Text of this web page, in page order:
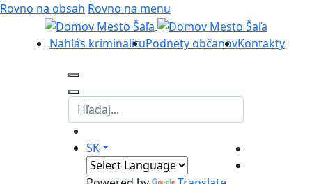
Rovno na obsah Rovno na menu
Nahlás kriminalituPodnety občanovKontakty
SK